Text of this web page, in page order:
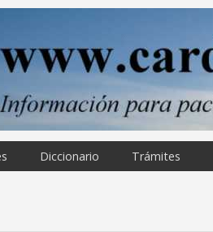
Diccionario Trámites